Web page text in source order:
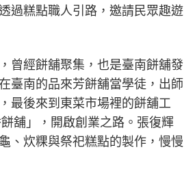
過糕點職人引路，邀請民眾趣遊
曾經餅舖聚集，也是臺南餅舖發
臺南的品來芳餅舖當學徒，出師
最後來到東菜市場裡的餅舖工
舖」，開啟創業之路。張復輝
、炊粿與祭祀糕點的製作，慢慢